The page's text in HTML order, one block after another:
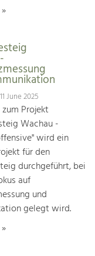
June 2025
Projekt
Wachau -
wird ein
für den
durchgeführt, bei
auf
und
gelegt wird.